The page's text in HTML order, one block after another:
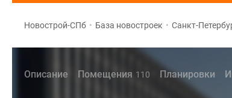
Новострой-СПб • База новостроек • Санкт-
Описание Помещения 110 Планировки